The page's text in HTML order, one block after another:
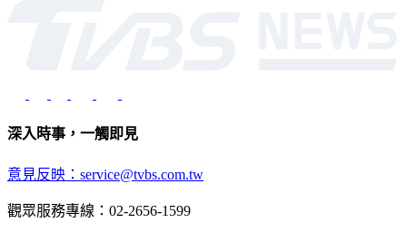
深入時事，一觸即見
意見反映：service@tvbs.com.tw
觀眾服務專線：02-2656-1599